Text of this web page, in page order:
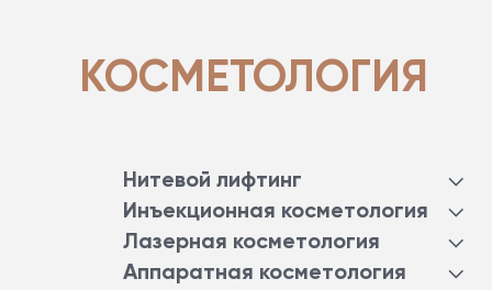
КОСМЕТОЛОГИЯ
Нитевой лифтинг
АПТОС
ХЕППИЛИФТ
СОФТЛИФТ
МЕЗОНИТИ
Инъекционная косметология
БОТУЛИНОТЕРАПИЯ
КОНТУРНАЯ ПЛАСТИКА
Лазерная косметология
ЛАЗЕРНОЕ ОТБЕЛИВАНИЕ
Аппаратная косметология